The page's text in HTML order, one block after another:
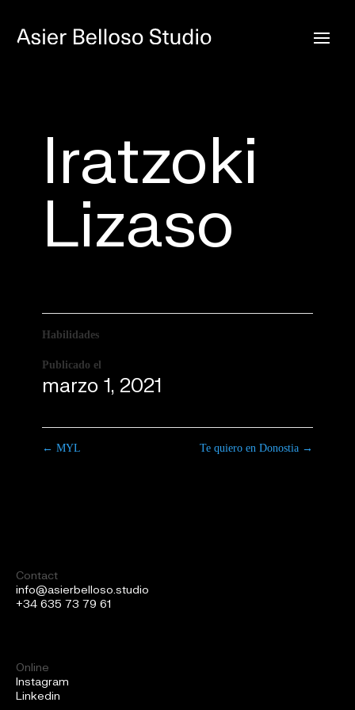
Iratzoki
Lizaso
Habilidades
Publicado el
marzo 1, 2021
← MYL Te quiero en Donostia →
Contact
info@asierbelloso.studio
+34 635 73 79 61
Online
Instagram
Linkedin